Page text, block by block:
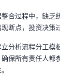
合过程中，缺乏
断点，投资决策
分析流程分工模
保所有责任人都